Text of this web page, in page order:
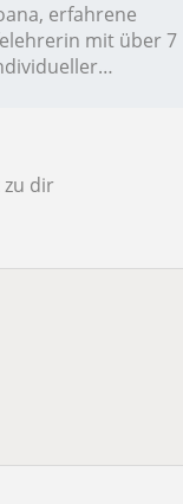
erfahrene
mit über 7
dir